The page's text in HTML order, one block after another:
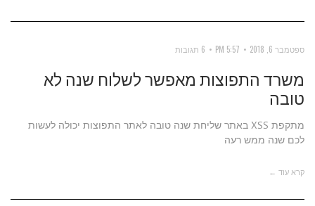
ספטמבר 6, 2018 5:57 PM 6 תגובות
משרד התפוצות מאפשר לשלוח שנה לא
טובה
מתקפת XSS באתר שליחת שנה טובה לאתר התפוצות יכולה לעשות
לכם שנה ממש רעה
קרא עוד ←